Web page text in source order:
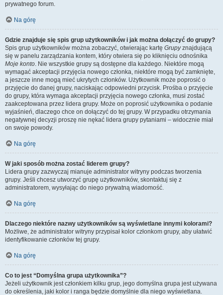
prywatnego forum.
Na górę
Gdzie znajduje się spis grup użytkowników i jak można dołączyć do grupy?
Spis grup użytkowników można zobaczyć, otwierając kartę Grupyznajdującą
się w panelu zarządzania kontem, który otwiera się po kliknięciu odnośnika
Moje konto. Nie wszystkie grupy są dostępne dla każdego. Niektóre mogą
wymagać akceptacji przyjęcia nowego członka, niektóre mogą być zamknięte,
a jeszcze inne mogą mieć ukrytych członków. Użytkownik może poprosić o
przyjęcie do danej grupy, naciskając odpowiedni przycisk. Prośba o przyjęcie
do grupy, która wymaga akceptacji przyjęcia nowego członka, musi zostać
zaakceptowana przez lidera grupy. Może on poprosić użytkownika o podanie
wyjaśnień, dlaczego chce on dołączyć do tej grupy. W przypadku otrzymania
negatywnej decyzji proszę nie nękać lidera grupy pytaniami – widocznie miał
on swoje powody.
Na górę
W jaki sposób można zostać liderem grupy?
Lidera grupy zazwyczaj mianuje administrator witryny podczas tworzenia
grupy. Jeśli chcesz utworzyć grupę użytkowników, skontaktuj się z
administratorem, wysyłając do niego prywatną wiadomość.
Na górę
Dlaczego niektóre nazwy użytkowników są wyświetlane innymi kolorami?
Możliwe, że administrator witryny przypisał kolor członkom grupy, aby ułatwić
identyfikowanie członków tej grupy.
Na górę
Co to jest “Domyślna grupa użytkownika”?
Jeżeli użytkownik jest członkiem kilku grup, jego domyślna grupa jest używana
do określenia, jaki kolor i ranga będzie domyślnie dla niego wyświetlana.